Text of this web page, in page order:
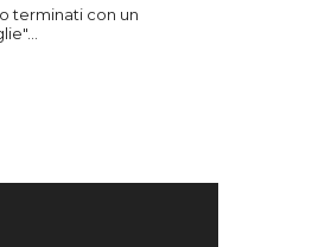
terminati con un